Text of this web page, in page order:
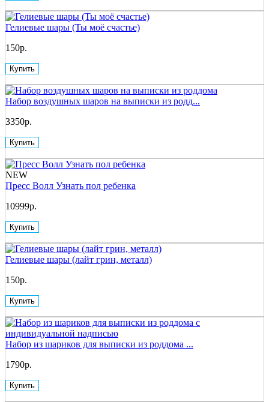
Гелиевые шары (Ты моё счастье)
150р.
Купить
Набор воздушных шаров на выписки из родд...
3350р.
Купить
NEW
Пресс Волл Узнать пол ребенка
10999р.
Купить
Гелиевые шары (лайт грин, металл)
150р.
Купить
Набор из шариков для выписки из роддома ...
1790р.
Купить